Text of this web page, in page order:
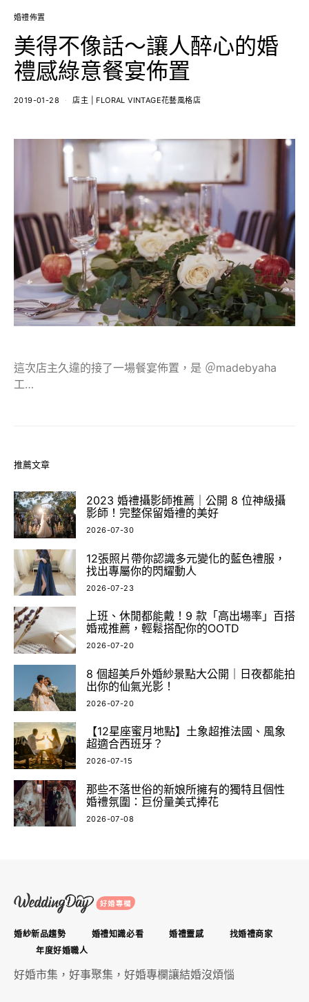
婚禮佈置
美得不像話～讓人醉心的婚
禮感綠意餐宴佈置
2019-01-28 店主 | FLORAL VINTAGE花藝風格店
這次店主久違的接了一場餐宴佈置，是 ＠madebyaha
工…
推薦文章
2023 婚禮攝影師推薦｜公開 8 位神級攝
影師！完整保留婚禮的美好
2026-07-30
12張照片帶你認識多元變化的藍色禮服，
找出專屬你的閃耀動人
2026-07-23
上班、休閒都能戴！9 款「高出場率」百搭
婚戒推薦，輕鬆搭配你的OOTD
2026-07-20
8 個超美戶外婚紗景點大公開｜日夜都能拍
出你的仙氣光影！
2026-07-20
【12星座蜜月地點】土象超推法國、風象
超適合西班牙？
2026-07-15
那些不落世俗的新娘所擁有的獨特且個性
婚禮氛圍：巨份量美式捧花
2026-07-08
婚紗新品趨勢 婚禮知識必看 婚禮靈感
找婚禮商家
年度好婚職人
好婚市集，好事聚集，好婚專欄讓結婚沒煩惱